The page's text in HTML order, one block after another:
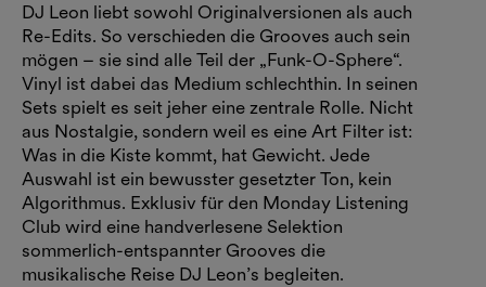
DJ Leon liebt sowohl Originalversionen als auch
Re-Edits. So verschieden die Grooves auch sein
mögen – sie sind alle Teil der „Funk-O-Sphere“.
Vinyl ist dabei das Medium schlechthin. In seinen
Sets spielt es seit jeher eine zentrale Rolle. Nicht
aus Nostalgie, sondern weil es eine Art Filter ist:
Was in die Kiste kommt, hat Gewicht. Jede
Auswahl ist ein bewusster gesetzter Ton, kein
Algorithmus. Exklusiv für den Monday Listening
Club wird eine handverlesene Selektion
sommerlich-entspannter Grooves die
musikalische Reise DJ Leon’s begleiten.